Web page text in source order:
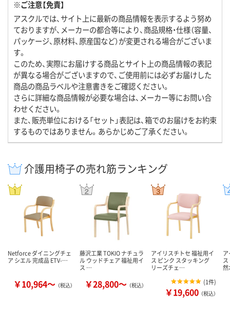
※ご注意【免責】
アスクルでは、サイト上に最新の商品情報を表示するよう努め
ておりますが、メーカーの都合等により、商品規格・仕様（容量、
パッケージ、原材料、原産国など）が変更される場合がございま
す。
このため、実際にお届けする商品とサイト上の商品情報の表記
が異なる場合がございますので、ご使用前には必ずお届けした
商品の商品ラベルや注意書きをご確認ください。
さらに詳細な商品情報が必要な場合は、メーカー等にお問い合
わせください。
また、販売単位における「セット」表記は、箱でのお届けをお約束
するものではありません。あらかじめご了承ください。
介護用椅子の売れ筋ランキング
Netforce ダイニングチェ
ア シエル 完成品 ETV-…
￥10,964～ （税込）
藤沢工業 TOKIO ナチュラ
ル ウッドチェア 福祉用イ
ス …
￥28,800～ （税込）
アイリスチトセ 福祉用イ
ス ピンク スタッキング
リーズチェ…
(1件)
￥19,600 （税込）